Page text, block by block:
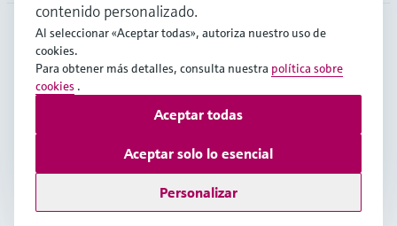
CHL
Copyright © Endress+Hauser Group Services AG
Protección de datos
Términos y Condiciones Generales
contenido personalizado.
Al seleccionar «Aceptar todas», autoriza nuestro uso de
cookies.
Para obtener más detalles, consulta nuestra política sobre
cookies .
Personalizar
Aceptar solo lo esencial
Aceptar todas